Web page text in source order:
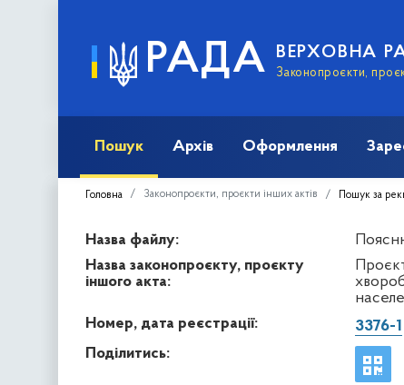
РАДА ВЕРХОВНА
Законопроєкти,
Пошук Архів Оформлення
Головна Законопроєкти, проєкти інших актів Пошук за
Назва файлу:
Назва законопроєкту, проєкту
іншого акта:
Номер, дата реєстрації:
3376-1
Поділитись: